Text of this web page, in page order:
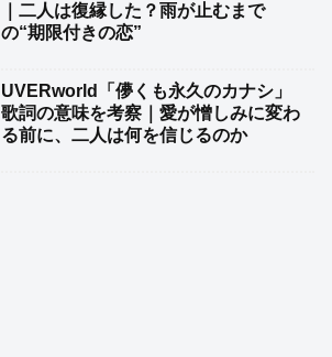
｜二人は復縁した？雨が止むまで
の“期限付きの恋”
UVERworld「儚くも永久のカナシ」
歌詞の意味を考察｜愛が憎しみに変わ
る前に、二人は何を信じるのか